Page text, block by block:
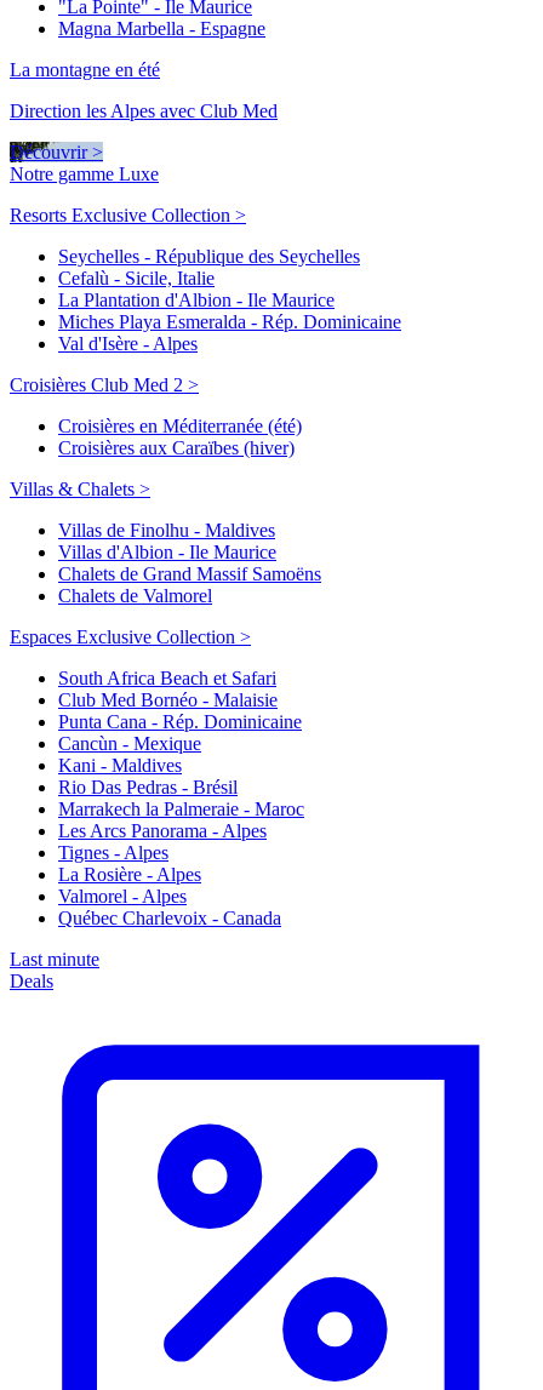
"La Pointe" - Ile Maurice
Magna Marbella - Espagne
La montagne en été
Direction les Alpes avec Club Med
Découvrir >
Notre gamme Luxe
Resorts Exclusive Collection >
Seychelles - République des Seychelles
Cefalù - Sicile, Italie
La Plantation d'Albion - Ile Maurice
Miches Playa Esmeralda - Rép. Dominicaine
Val d'Isère - Alpes
Croisières Club Med 2 >
Croisières en Méditerranée (été)
Croisières aux Caraïbes (hiver)
Villas & Chalets >
Villas de Finolhu - Maldives
Villas d'Albion - Ile Maurice
Chalets de Grand Massif Samoëns
Chalets de Valmorel
Espaces Exclusive Collection >
South Africa Beach et Safari
Club Med Bornéo - Malaisie
Punta Cana - Rép. Dominicaine
Cancùn - Mexique
Kani - Maldives
Rio Das Pedras - Brésil
Marrakech la Palmeraie - Maroc
Les Arcs Panorama - Alpes
Tignes - Alpes
La Rosière - Alpes
Valmorel - Alpes
Québec Charlevoix - Canada
Last minute
Deals